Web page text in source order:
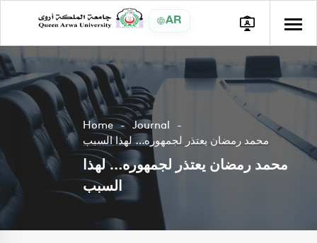
AR
Home
Journal
محمد رمضان يعتذر لجمهوره… لهذا السبب
محمد رمضان يعتذر لجمهوره… لهذا
السبب